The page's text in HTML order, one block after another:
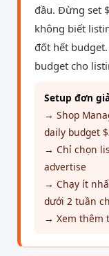
đầu. Đừng set
không biết
đốt hết
budget cho
Setup đơn
→ Shop
daily budget
→ Chỉ chọn
advertise
→ Chạy ít
dưới 2 tuần
→ Xem thêm